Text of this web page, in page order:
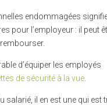
endommagées
pour l’employeur : il peut
d’équiper les employés
de sécurité à la vue.
salarié, il en est une qui est